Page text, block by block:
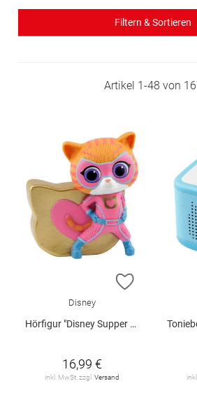
Filtern & Sortieren
Artikel 1-48 von
ZUR
Disney
Hörfigur "Disney Supper Kitties - Ginny"
16,99 €
inkl. MwSt. zzgl. Versand
Toniebox 2 -